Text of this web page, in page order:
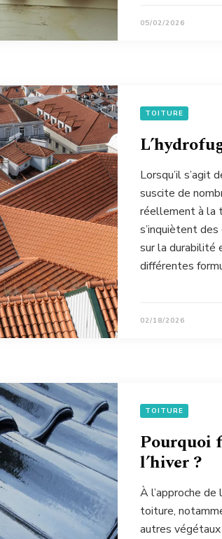
05/02/2026
TOITURE
Lorsqu’il
suscite de
réellement à la
s’inquiètent
sur la durabilité
différentes
02/18/2026
TOITURE
Pourquoi
l’hiver ?
À l’approche
toiture,
autres